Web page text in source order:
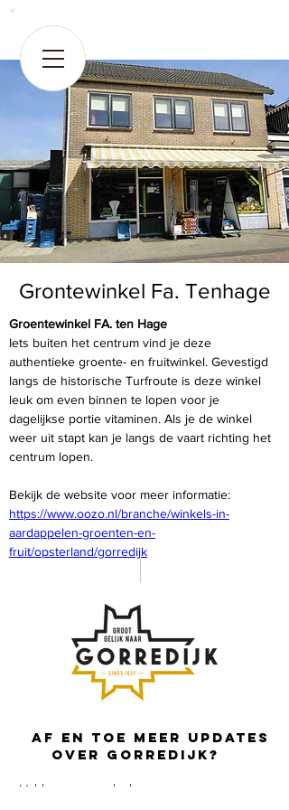
Grontewinkel Fa. Tenhage
Groentewinkel FA. ten Hage
Iets buiten het centrum vind je deze
authentieke groente- en fruitwinkel. Gevestigd
langs de historische Turfroute is deze winkel
leuk om even binnen te lopen voor je
dagelijkse portie vitaminen. Als je de winkel
weer uit stapt kan je langs de vaart richting het
centrum lopen.
Bekijk de website voor meer informatie:
https://www.oozo.nl/branche/winkels-in-
aardappelen-groenten-en-
fruit/opsterland/gorredijk
Af en toe meer updates
over Gorredijk?
Vul hier je emailadres in: